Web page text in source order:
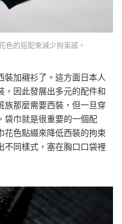
色的搭配來減少拘束感。
裝加襯衫了。這方面日本人
，因此發展出多元的配件和
族那麼需要西裝，但一旦穿
袋巾就是很重要的一個配
花色點綴來降低西裝的拘束
不同樣式，塞在胸口口袋裡